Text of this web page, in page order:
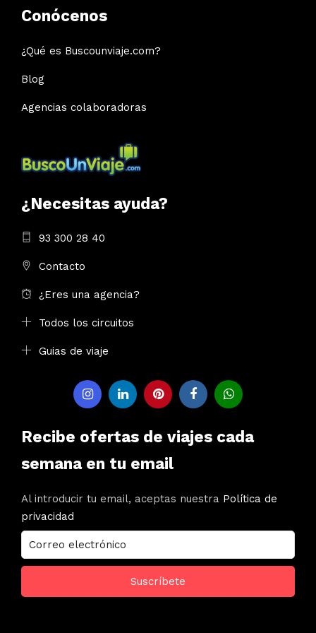
Conócenos
¿Qué es Buscounviaje.com?
Blog
Agencias colaboradoras
¿Necesitas ayuda?
93 300 28 40
Contacto
¿Eres una agencia?
Todos los circuitos
Guias de viaje
Recibe ofertas de viajes cada
semana en tu email
Al introducir tu email, aceptas nuestra Política de
privacidad